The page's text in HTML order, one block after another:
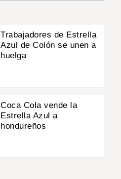
Trabajadores de Estrella
Azul de Colón se unen a
huelga
Coca Cola vende la
Estrella Azul a
hondureños